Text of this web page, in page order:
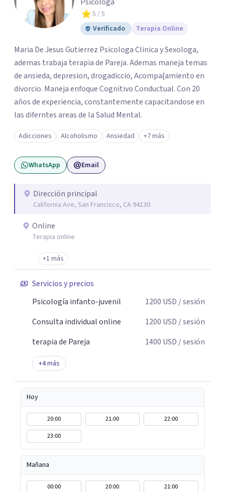
5 / 5
Verificado
Terapia Online
Maria De Jesus Gutierrez Psicologa Clinica y Sexologa,
ademas trabaja terapia de Pareja. Ademas maneja temas
de ansieda, depresion, drogadiccio, Acompa{amiento en
divorcio. Maneja enfoque Cognitivo Conductual. Con 20
años de experiencia, constantemente capacitandose en
las diferntes areas de la Salud Mental.
Adicciones Alcoholismo Ansiedad +7 más
WhatsApp Email
Dirección principal
California Ave, San Francisco, CA 94130
Online
Terapia online
+1 más
Servicios y precios
Psicología infanto-juvenil
1200 USD / sesión
Consulta individual online
1200 USD / sesión
terapia de Pareja
1400 USD / sesión
+4más
Hoy
20:00 21:00
22:00
23:00
Mañana
00:00 20:00
21:00